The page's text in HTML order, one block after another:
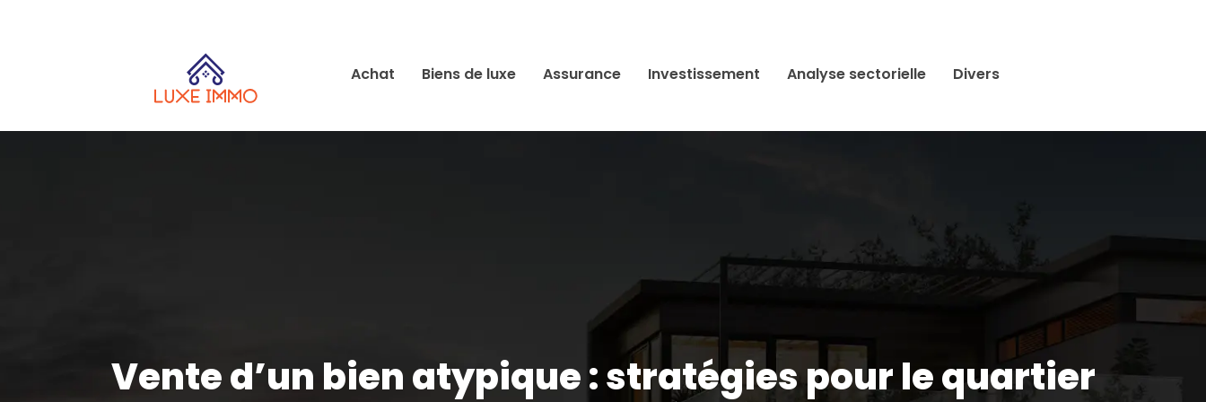
Achat Biens de luxe Assurance Investissement Analyse sectorielle Divers
Vente d’un bien atypique : stratégies pour le quartier